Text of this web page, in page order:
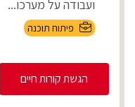
ועבודה על מערכו...
פיתוח תוכנה
הגשת קורות חיים